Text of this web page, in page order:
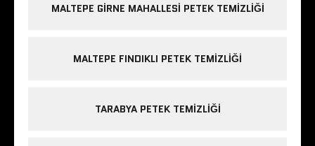
MALTEPE GIRNE MAHALLESI PETEK TEMIZLIĞI
MALTEPE FINDIKLI PETEK TEMIZLIĞI
TARABYA PETEK TEMIZLIĞI